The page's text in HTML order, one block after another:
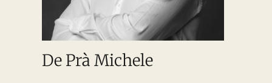
De Prà Michele